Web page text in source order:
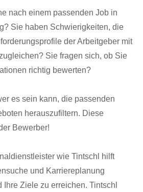
nach einem passenden Job in
Sie haben Schwierigkeiten, die
der Arbeitgeber mit
Sie fragen sich, ob Sie
richtig bewerten?
es sein kann, die passenden
herauszufiltern. Diese
Bewerber!
wie Tintschl hilft
und Karriereplanung
Ziele zu erreichen. Tintschl